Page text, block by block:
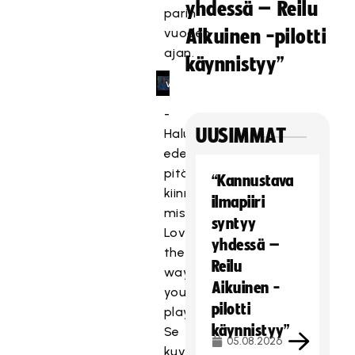
parin
vuoden
ajan.
k
a
v
a
t
ii
m
a
r
k
k
o
i
n
-
Haluamme
edelleen
pitää
kiinni
missiostamme
Love
the
way
you
play!
Se
kuvastaa
yhdessä – Reilu
Aikuinen -pilotti
käynnistyy”
UUSIMMAT
“Kannustava
ilmapiiri
syntyy
yhdessä –
Reilu
Aikuinen -
pilotti
käynnistyy”
05.08.2026